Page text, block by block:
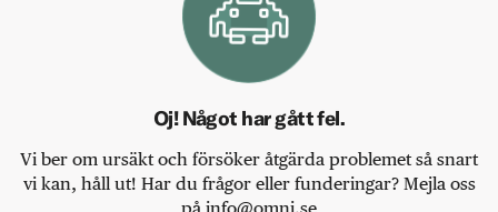
Oj! Något har gått fel.
Vi ber om ursäkt och försöker åtgärda problemet så snart
vi kan, håll ut! Har du frågor eller funderingar? Mejla oss